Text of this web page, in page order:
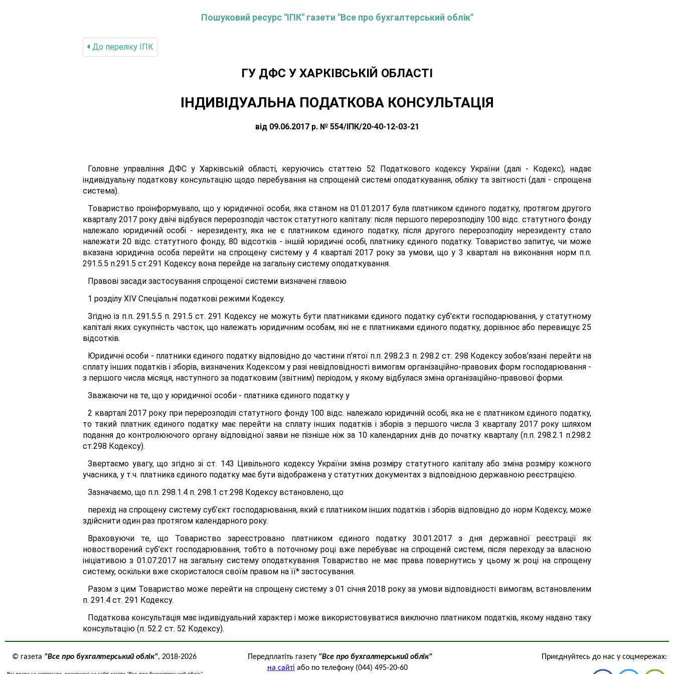
Пошуковий ресурс "ІПК" газети "Все про бухгалтерський облік"
До переліку IПК
ГУ ДФС У ХАРКIВСЬКIЙ ОБЛАСТI
ІНДИВІДУАЛЬНА ПОДАТКОВА КОНСУЛЬТАЦІЯ
від 09.06.2017 р. № 554/ІПК/20-40-12-03-21
Головне управління ДФС у Харківській області, керуючись статтею 52 Податкового кодексу України (далі - Кодекс), надає
індивідуальну податкову консультацію щодо перебування на спрощеній системі оподаткування, обліку та звітності (далі - спрощена
система).
Товариство проінформувало, що у юридичної особи, яка станом на 01.01.2017 була платником єдиного податку, протягом другого
кварталу 2017 року двічі відбувся перерозподіл часток статутного капіталу: після першого перерозподілу 100 відс. статутного фонду
належало юридичній особі - нерезиденту, яка не є платником єдиного податку, після другого перерозподілу нерезиденту стало
належати 20 відс. статутного фонду, 80 відсотків - іншій юридичні особі, платнику єдиного податку. Товариство запитує, чи може
вказана юридична особа перейти на спрощену систему у 4 кварталі 2017 року за умови, що у 3 кварталі на виконання норм п.п.
291.5.5 п.291.5 ст.291 Кодексу вона перейде на загальну систему оподаткування.
Правові засади застосування спрощеної системи визначені главою
1 розділу XIV Спеціальні податкові режими Кодексу.
Згідно із п.п. 291.5.5 п. 291.5 ст. 291 Кодексу не можуть бути платниками єдиного податку суб’єкти господарювання, у статутному
капіталі яких сукупність часток, що належать юридичним особам, які не є платниками єдиного податку, дорівнює або перевищує 25
відсотків.
Юридичні особи - платники єдиного податку відповідно до частини п’ятої п.п. 298.2.3 п. 298.2 ст. 298 Кодексу зобов’язані перейти на
сплату інших податків і зборів, визначених Кодексом у разі невідповідності вимогам організаційно-правових форм господарювання -
з першого числа місяця, наступного за податковим (звітним) періодом, у якому відбулася зміна організаційно-правової форми.
Зважаючи на те, що у юридичної особи - платника єдиного податку у
2 кварталі 2017 року при перерозподілі статутного фонду 100 відс. належало юридичній особі, яка не є платником єдиного податку,
то такий платник єдиного податку має перейти на сплату інших податків і зборів з першого числа 3 кварталу 2017 року шляхом
подання до контролюючого органу відповідної заяви не пізніше ніж за 10 календарних днів до початку кварталу (п.п. 298.2.1 п.298.2
ст.298 Кодексу).
Звертаємо увагу, що згідно зі ст. 143 Цивільного кодексу України зміна розміру статутного капіталу або зміна розміру кожного
учасника, у т.ч. платника єдиного податку має бути відображена у статутних документах з відповідною державною реєстрацією.
Зазначаємо, що п.п. 298.1.4 п. 298.1 ст.298 Кодексу встановлено, що
перехід на спрощену систему суб’єкт господарювання, який є платником інших податків і зборів відповідно до норм Кодексу, може
здійснити один раз протягом календарного року.
Враховуючи те, що Товариство зареєстровано платником єдиного податку 30.01.2017 з дня державної реєстрації як
новостворений суб’єкт господарювання, тобто в поточному році вже перебуває на спрощеній системі, після переходу за власною
ініціативою з 01.07.2017 на загальну систему оподаткування Товариство не має права повернутись у цьому ж році на спрощену
систему, оскільки вже скористалося своїм правом на її* застосування.
Разом з цим Товариство може перейти на спрощену систему з 01 січня 2018 року за умови відповідності вимогам, встановленим
п. 291.4 ст. 291 Кодексу.
Податкова консультація має індивідуальний характер і може використовуватися виключно платником податків, якому надано таку
консультацію (п. 52.2 ст. 52 Кодексу).
© газета "Все про бухгалтерський облік", 2018-2026 Передплатіть газету "Все про бухгалтерський облік"
на сайті або по телефону (044) 495-20-60
Приєднуйтесь до нас у соцмережах: